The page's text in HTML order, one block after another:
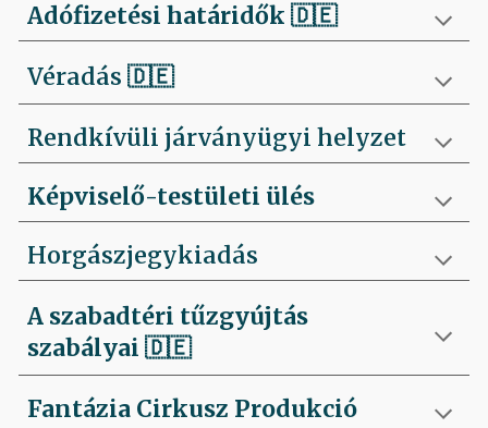
Adófizetési határidők🇩🇪
Véradás🇩🇪
Rendkívüli járványügyi helyzet
Képviselő-testületi ülés
Horgászjegykiadás
A szabadtéri tűzgyújtás
szabályai 🇩🇪
Fantázia Cirkusz Produkció